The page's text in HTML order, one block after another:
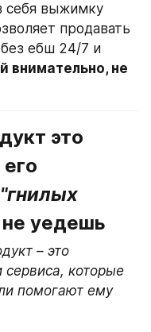
себя выжимку
продавать
ебш 24/7 и
внимательно, не
это
"гнилых
уедешь
– это
сервиса, которые
помогают ему